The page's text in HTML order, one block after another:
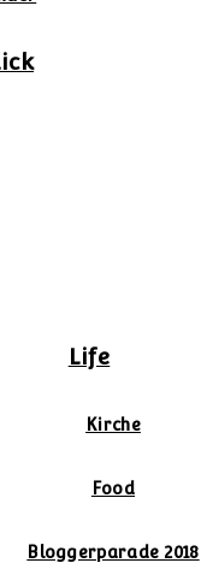
Life
Kirche
Food
Bloggerparade 2018